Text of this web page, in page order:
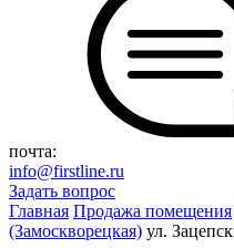
почта:
info@firstline.ru
Задать вопрос
Главная Продажа помещения
(Замоскворецкая) ул.